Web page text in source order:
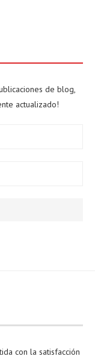
de blog,
actualizado!
con la satisfacción